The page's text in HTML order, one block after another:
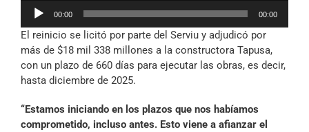
Reproductor
audio
00:00 00:00
El reinicio se licitó por parte del Serviu y adjudicó por
más de $18 mil 338 millones a la constructora Tapusa,
con un plazo de 660 días para ejecutar las obras, es decir,
hasta diciembre de 2025.
“Estamos iniciando en los plazos que nos habíamos
comprometido, incluso antes. Esto viene a afianzar el